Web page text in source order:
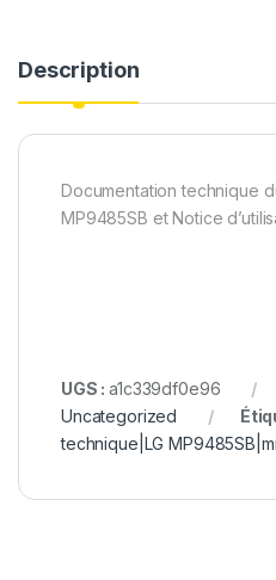
Description
Documentation technique
MP9485SB et Notice
UGS :a1c339df0e96
Uncategorized
technique|LG